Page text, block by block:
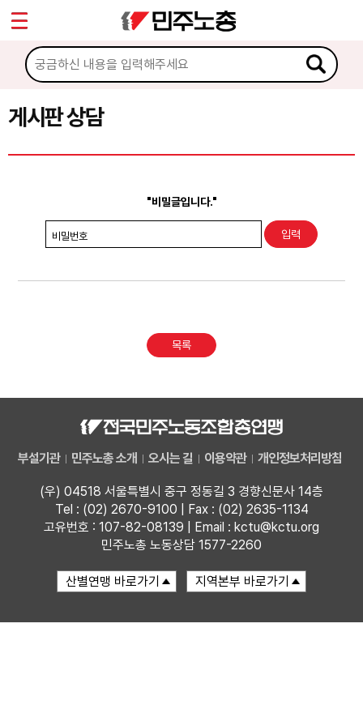
게시판 상담
"비밀글입니다."
비밀번호
목록
부설기관 민주노총 소개 오시는 길 이용약관 개인정보처리방침
(우) 04518 서울특별시 중구 정동길 3 경향신문사 14층
Tel : (02) 2670-9100 | Fax : (02) 2635-1134
고유번호 : 107-82-08139 | Email : kctu@kctu.org
민주노총 노동상담 1577-2260
마이페이지
소개
소식
노동상담
권리찾기수첩 검색
찾아보기
Sketchbook5, 스케치북5
Sketchbook5, 스케치북5